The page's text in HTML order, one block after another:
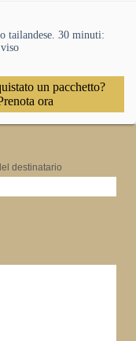
tailandese. 30 minuti:
un pacchetto?
ora
destinatario